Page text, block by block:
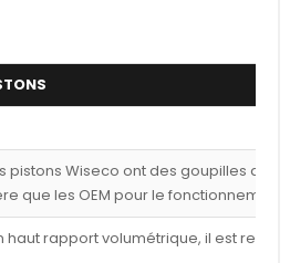
pistons Wiseco ont des goupilles
que les OEM pour le fonctionnement
haut rapport volumétrique, il est